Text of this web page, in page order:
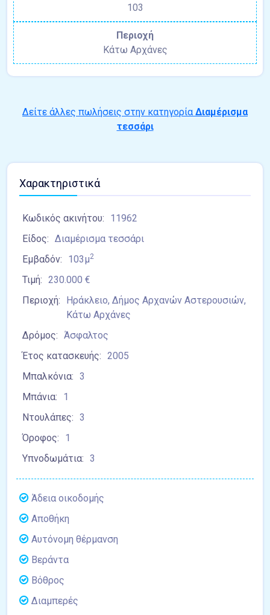
103
Περιοχή
Κάτω Αρχάνες
Δείτε άλλες πωλήσεις στην κατηγορία Διαμέρισμα
τεσσάρι
Χαρακτηριστικά
Κωδικός ακινήτου:
11962
Είδος: Διαμέρισμα τεσσάρι
Εμβαδόν:
103μ2
Τιμή: 230.000 €
Περιοχή:
Ηράκλειο, Δήμος Αρχανών Αστερουσιών,
Κάτω Αρχάνες
Δρόμος: Άσφαλτος
Έτος κατασκευής: 2005
Μπαλκόνια: 3
Μπάνια:
1
Ντουλάπες: 3
Όροφος:
1
Υπνοδωμάτια: 3
Άδεια οικοδομής
Αποθήκη
Αυτόνομη θέρμανση
Βεράντα
Βόθρος
Διαμπερές